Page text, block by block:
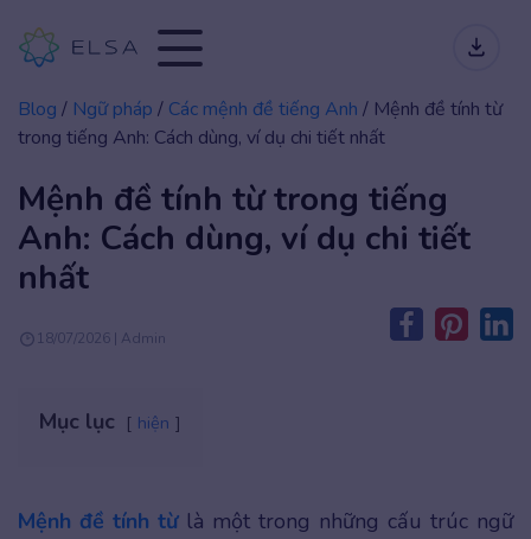
Blog / Ngữ pháp / Các mệnh đề tiếng Anh / Mệnh đề tính từ
trong tiếng Anh: Cách dùng, ví dụ chi tiết nhất
Mệnh đề tính từ trong tiếng
Anh: Cách dùng, ví dụ chi tiết
nhất
18/07/2026 | Admin
Mục lục hiện
Mệnh đề tính từ là một trong những cấu trúc ngữ